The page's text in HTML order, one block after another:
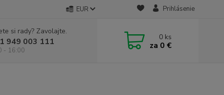
EUR Prihlásenie
si rady? Zavolajte.
949 003 111
- 16:00
0 ks
za 0 €